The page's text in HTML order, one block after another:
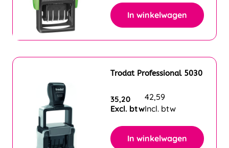
In winkelwagen
Trodat Professional 5030
35,20
Excl. btw
42,59
Incl. btw
In winkelwagen